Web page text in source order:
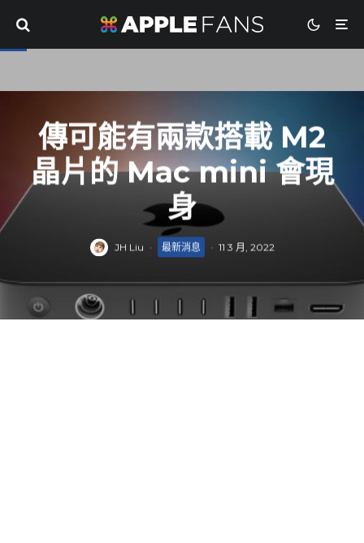
傳可能有兩款搭載 M2
晶片的 Mac mini 會現
身
JH Liu · 最新消息 · 11 3 月, 2022